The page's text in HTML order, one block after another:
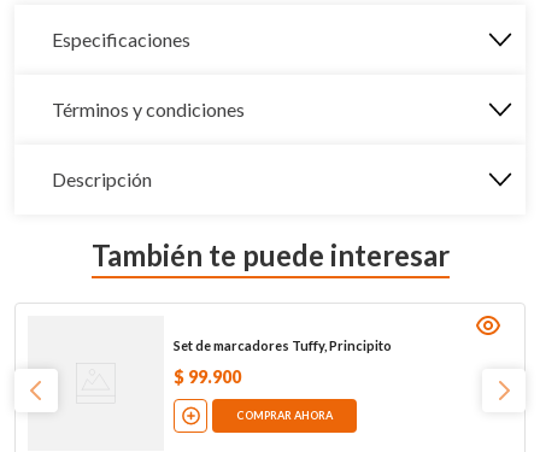
Especificaciones
Términos y condiciones
Descripción
También te puede interesar
Set de marcadores Tuffy, Principito
$ 99.900
COMPRAR AHORA